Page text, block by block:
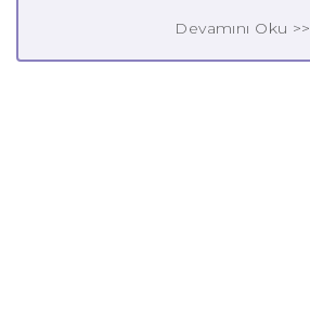
Devamını Oku >>